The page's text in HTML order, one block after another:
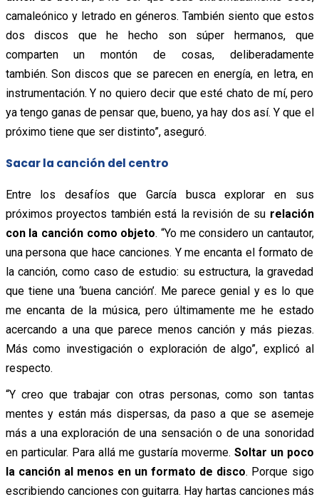
camaleónico y letrado en géneros. También siento que estos
dos discos que he hecho son súper hermanos, que
comparten un montón de cosas, deliberadamente
también. Son discos que se parecen en energía, en letra, en
instrumentación. Y no quiero decir que esté chato de mí, pero
ya tengo ganas de pensar que, bueno, ya hay dos así. Y que el
próximo tiene que ser distinto”, aseguró.
Sacar la canción del centro
Entre los desafíos que García busca explorar en sus
próximos proyectos también está la revisión de su relación
con la canción como objeto. “Yo me considero un cantautor,
una persona que hace canciones. Y me encanta el formato de
la canción, como caso de estudio: su estructura, la gravedad
que tiene una ‘buena canción’. Me parece genial y es lo que
me encanta de la música, pero últimamente me he estado
acercando a una que parece menos canción y más piezas.
Más como investigación o exploración de algo”, explicó al
respecto.
“Y creo que trabajar con otras personas, como son tantas
mentes y están más dispersas, da paso a que se asemeje
más a una exploración de una sensación o de una sonoridad
en particular. Para allá me gustaría moverme. Soltar un poco
la canción al menos en un formato de disco. Porque sigo
escribiendo canciones con guitarra. Hay hartas canciones más